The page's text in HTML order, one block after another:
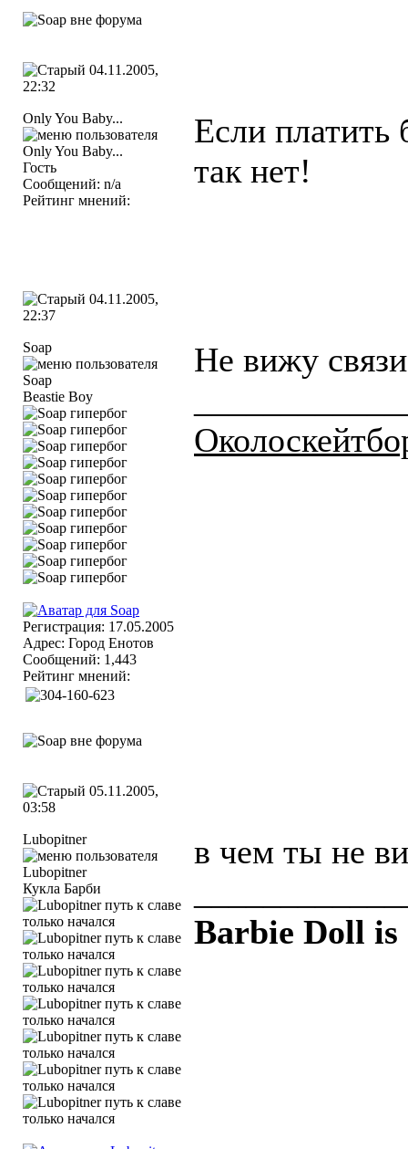
04.11.2005,
22:32
Only You Baby...
Гость
Сообщений: n/a
Рейтинг мнений:
Если платить
так нет!
04.11.2005,
22:37
Soap
Beastie Boy
Регистрация: 17.05.2005
Адрес: Город Енотов
Сообщений: 1,443
Рейтинг мнений:
Не вижу
05.11.2005,
03:58
Lubopitner
Кукла Барби
в чем ты не
Barbie Doll is